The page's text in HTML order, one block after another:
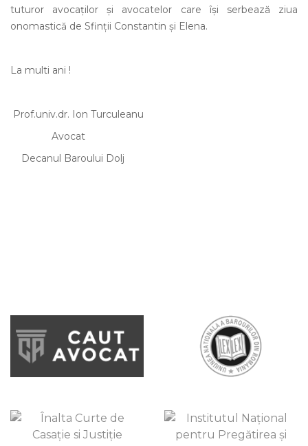
tuturor avocaţilor şi avocatelor care îşi serbează ziua
onomastică de Sfinţii Constantin şi Elena.
La multi ani !
Prof.univ.dr. Ion Turculeanu
Avocat
Decanul Baroului Dolj